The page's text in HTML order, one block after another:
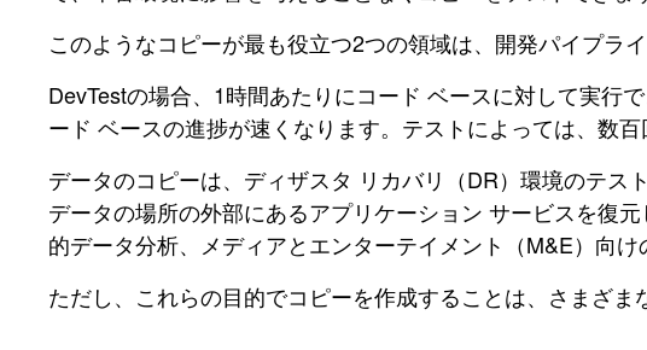
このようなコピーが最も役立つ2つの領域は、開発パイプラ
DevTestの場合、1時間あたりにコード ベースに対して実行
ード ベースの進捗が速くなります。テストによっては、数
データのコピーは、ディザスタ リカバリ（DR）環境のテ
データの場所の外部にあるアプリケーション サービスを復
的データ分析、メディアとエンターテイメント（M&E）向
ただし、これらの目的でコピーを作成することは、さまざま